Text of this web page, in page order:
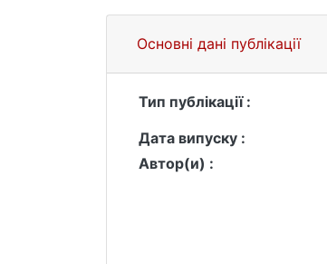
Основні дані публікації
Тип публікації :
Дата випуску :
Автор(и) :